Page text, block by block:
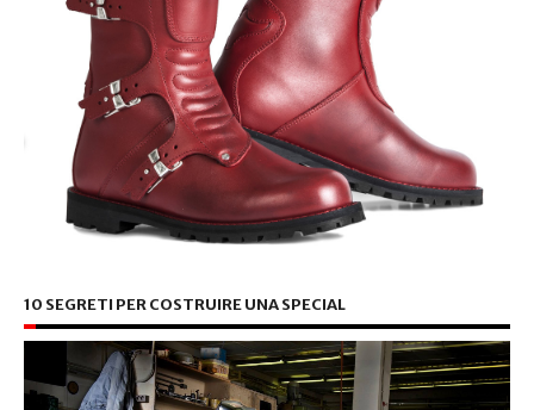
10 SEGRETI PER COSTRUIRE UNA SPECIAL